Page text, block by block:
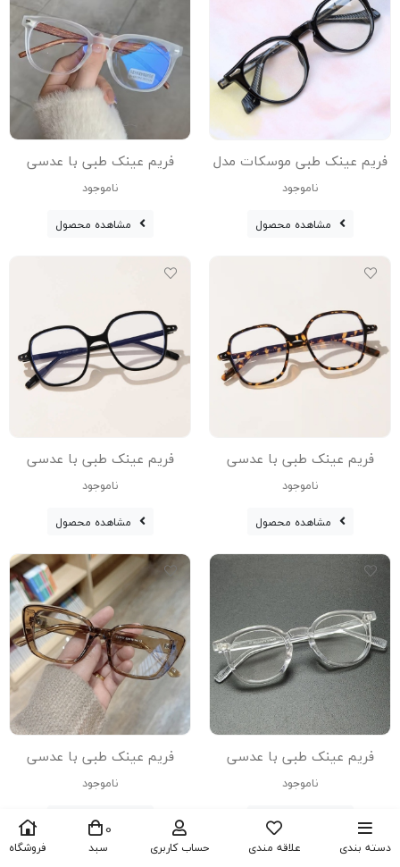
دسته بندی علاقه مندی حساب کاربری
0
سبد فروشگاه
فریم عینک طبی موسکات مدل
Jk-58868-Blc
ناموجود
مشاهده محصول
فریم عینک طبی با عدسی
بلوکات مدل Tr-75235-Traناموجود
مشاهده محصول
فریم عینک طبی با عدسی
بلوکات مدل Z-3501–C1-Leoناموجود
مشاهده محصول
فریم عینک طبی با عدسی
بلوکات مدل Z-3501-C2-Blcناموجود
مشاهده محصول
فریم عینک طبی با عدسی
بلوکات مدل Zn-3615-Traناموجود
مشاهده محصول
فریم عینک طبی با عدسی
بلوکات مدل Zn-3656-Brn
مخصوص کار با سیستم
ناموجود
مشاهده محصول